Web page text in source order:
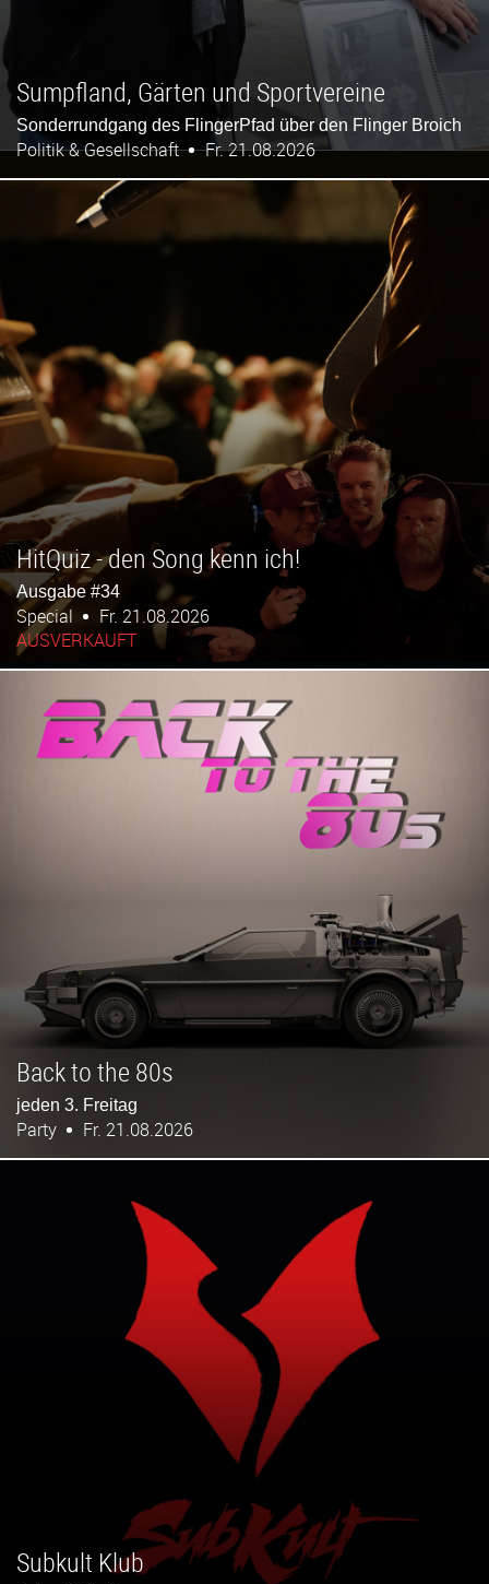
Sumpfland, Gärten und Sportvereine
Sonderrundgang des FlingerPfad über den Flinger Broich
Politik & Gesellschaft Fr. 21.08.2026
HitQuiz - den Song kenn ich!
Ausgabe #34
Special
Fr. 21.08.2026
AUSVERKAUFT
Back to the 80s
jeden 3. Freitag
Party Fr. 21.08.2026
Subkult Klub